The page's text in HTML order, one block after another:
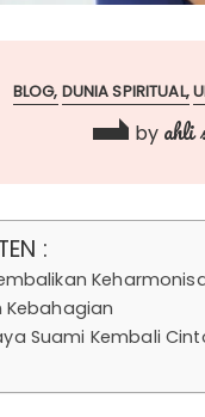
BLOG DUNIA SPIRITUAL
by ahli
:
Kebahagian
Suami Kembali